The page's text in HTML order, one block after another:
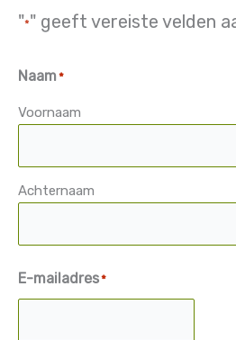
"*" geeft vereiste velden
Naam *
Voornaam
Achternaam
E-mailadres*